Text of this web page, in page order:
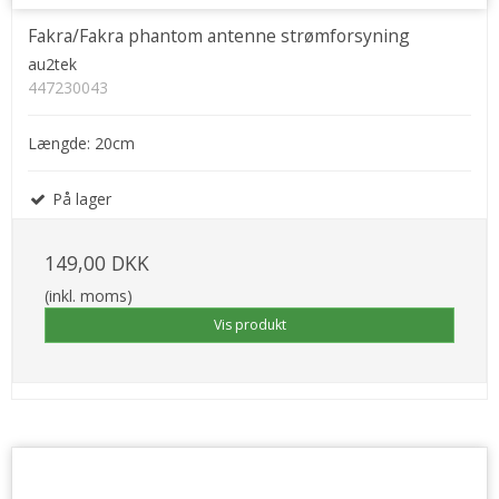
Fakra/Fakra phantom antenne strømforsyning
au2tek
447230043
Længde: 20cm
På lager
149,00 DKK
(inkl. moms)
Vis produkt